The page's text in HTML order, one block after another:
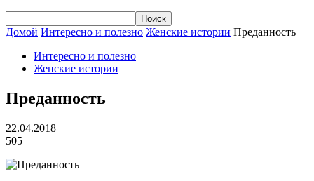
Домой Интересно и полезно Женские истории Преданность
Интересно и полезно
Женские истории
Преданность
22.04.2018
505